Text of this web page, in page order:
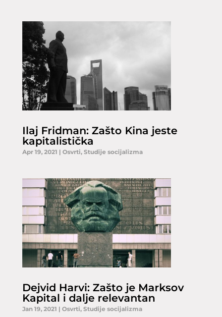
Ilaj Fridman: Zašto Kina jeste
kapitalistička
Apr 19, 2021 | Osvrti, Studije socijalizma
Dejvid Harvi: Zašto je Marksov
Kapital i dalje relevantan
Jan 19, 2021 | Osvrti, Studije socijalizma